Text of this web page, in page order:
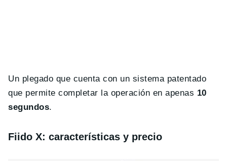
Un plegado que cuenta con un sistema patentado
que permite completar la operación en apenas 10
segundos.
Fiido X: características y precio